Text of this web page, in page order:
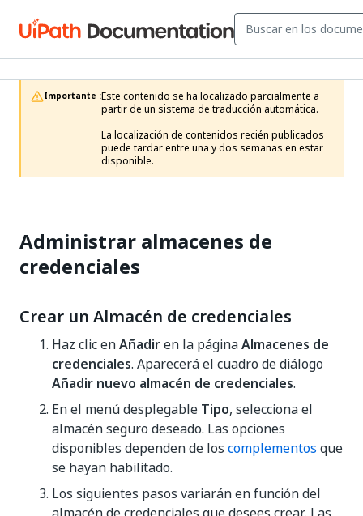
Importante :Este contenido se ha localizado parcialmente a
partir de un sistema de traducción automática.
La localización de contenidos recién publicados
puede tardar entre una y dos semanas en estar
disponible.
Administrar almacenes de
credenciales
Crear un Almacén de credenciales
Haz clic enAñadiren la páginaAlmacenes de
credenciales. Aparecerá el cuadro de diálogo
Añadir nuevo almacén de credenciales.
En el menú desplegable Tipo, selecciona el
almacén seguro deseado. Las opciones
disponibles dependen de los complementos que
se hayan habilitado.
Los siguientes pasos variarán en función del